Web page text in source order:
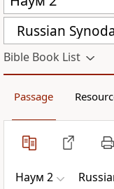
Russian
Bible Book List
Passage
Наум 2